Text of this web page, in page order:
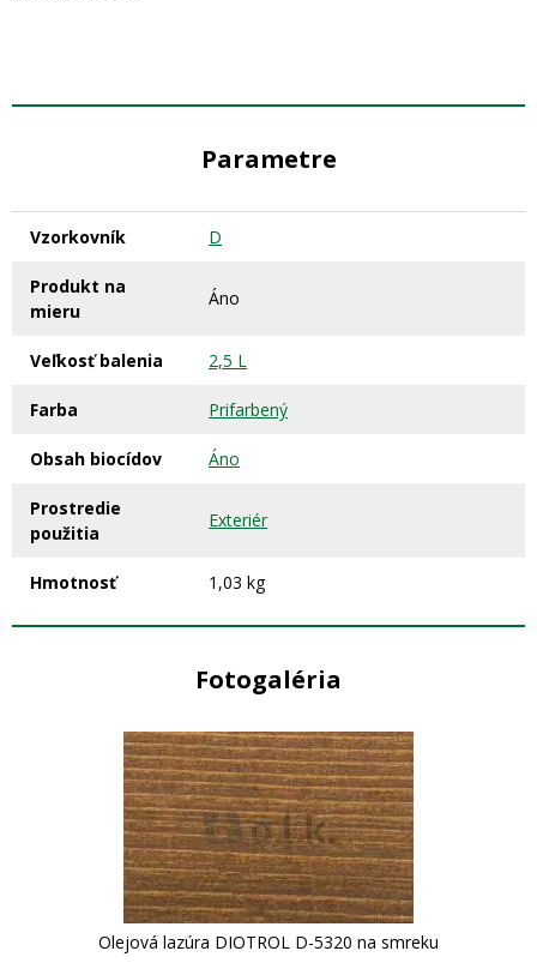
Parametre
Vzorkovník D
Produkt na
mieru
Áno
Veľkosť balenia 2,5 L
Farba Prifarbený
Obsah biocídov Áno
Prostredie
použitia
Exteriér
Hmotnosť 1,03 kg
Fotogaléria
Olejová lazúra DIOTROL D-5320 na smreku